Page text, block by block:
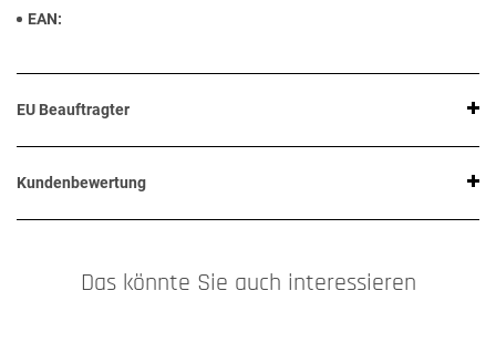
EAN
EU Beauftragter
Kundenbewertung
Das könnte Sie auch interessieren